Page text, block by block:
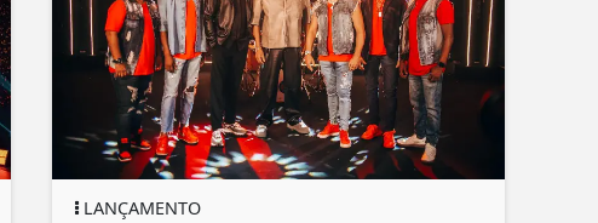
LANÇAMENTO